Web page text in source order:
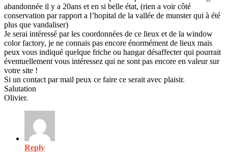
abandonnée il y a 20ans et en si belle état, (rien a voir côté
conservation par rapport a l’hopital de la vallée de munster qui à été
plus que vandaliser)
Je serai intéressé par les coordonnées de ce lieux et de la window
color factory, je ne connais pas encore énormément de lieux mais
peux vous indiqué quelque friche ou hangar désaffecter qui pourrait
éventuellement vous intéressez qui ne sont pas encore en valeur sur
votre site !
Si un contact par mail peux ce faire ce serait avec plaisir.
Salutation
Olivier.
Reply